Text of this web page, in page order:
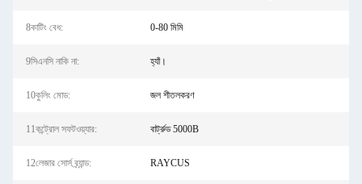
8কাটিং বেধ: 0-80 মিমি
9সিএনসি নাকি না: হ্যাঁ।
10কুলিং মোড: জল শীতলকরণ
11কন্ট্রোল সফটওয়্যার: বার্ট্রুড 5000B
12লেজার সোর্স ব্র্যান্ড: RAYCUS